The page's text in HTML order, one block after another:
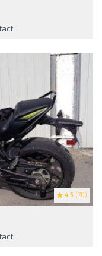
4.5 (70)